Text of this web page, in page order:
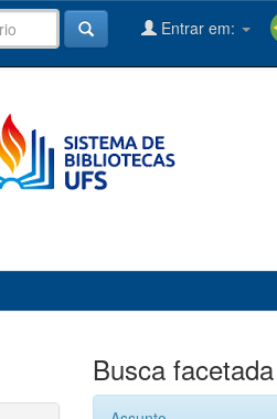
Entrar em:
Busca facetada